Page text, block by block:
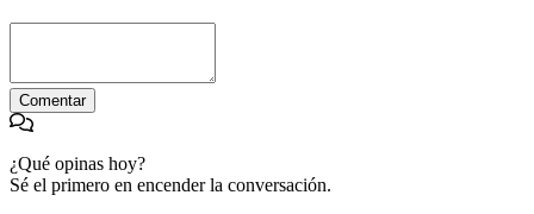
Comentar
¿Qué opinas hoy?
Sé el primero en encender la conversación.